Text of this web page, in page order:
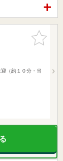
お気に入
りに追加
（約１０分・当